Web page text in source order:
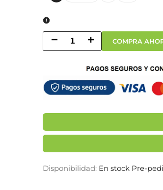
Disminuir cantidad para Kurdo 250 EC
Aumentar cantidad para
COMPRA
Disponibilidad: En stock Pre-